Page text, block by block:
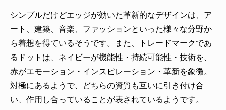
シンプルだけどエッジが効いた革新的なデザインは、ア
ート、建築、音楽、ファッションといった様々な分野か
ら着想を得ているそうです。また、トレードマークであ
るドットは、ネイビーが機能性・持続可能性・技術を、
赤がエモーション・インスピレーション・革新を象徴。
対極にあるようで、どちらの資質も互いに引き付け合
い、作用し合っていることが表されているようです。